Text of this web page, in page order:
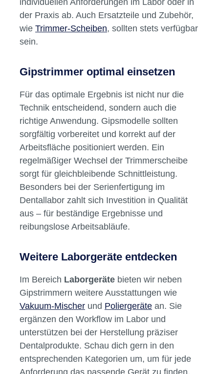
Leistungsstarke, langlebige Trimmer-
Scheiben
Einfache Reinigung und Wartung
Ergonomisches Design für effizientes
Die richtige Auswahl hängt von den
individuellen Anforderungen im Labor oder in
der Praxis ab. Auch Ersatzteile und Zubehör,
Trimmer-Scheiben
, sollten stets verfügbar
sein.
Gipstrimmer optimal einsetzen
Für das optimale Ergebnis ist nicht nur die
Technik entscheidend, sondern auch die
richtige Anwendung. Gipsmodelle sollten
sorgfältig vorbereitet und korrekt auf der
regelmäßiger Wechsel der Trimmerscheibe
sorgt für gleichbleibende Schnittleistung.
Besonders bei der Serienfertigung im
Dentallabor zahlt sich Investition in Qualität
aus – für beständige Ergebnisse und
reibungslose Arbeitsabläufe.
Weitere Laborgeräte entdecken